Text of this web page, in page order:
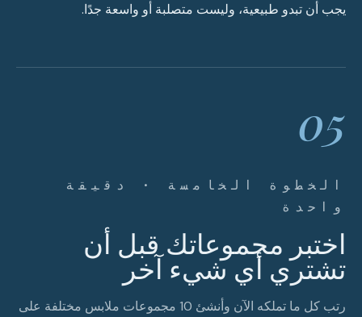
يجب أن تبدو طبيعية، وليست متصلبة أو واسعة جدًا.
05
الخطوة الخامسة · دقيقة
واحدة
اختبر مجموعاتك قبل أن
تشتري أي شيء آخر
رتب كل ما تملكه الآن وأنشئ 10 مجموعات ملابس مختلفة على